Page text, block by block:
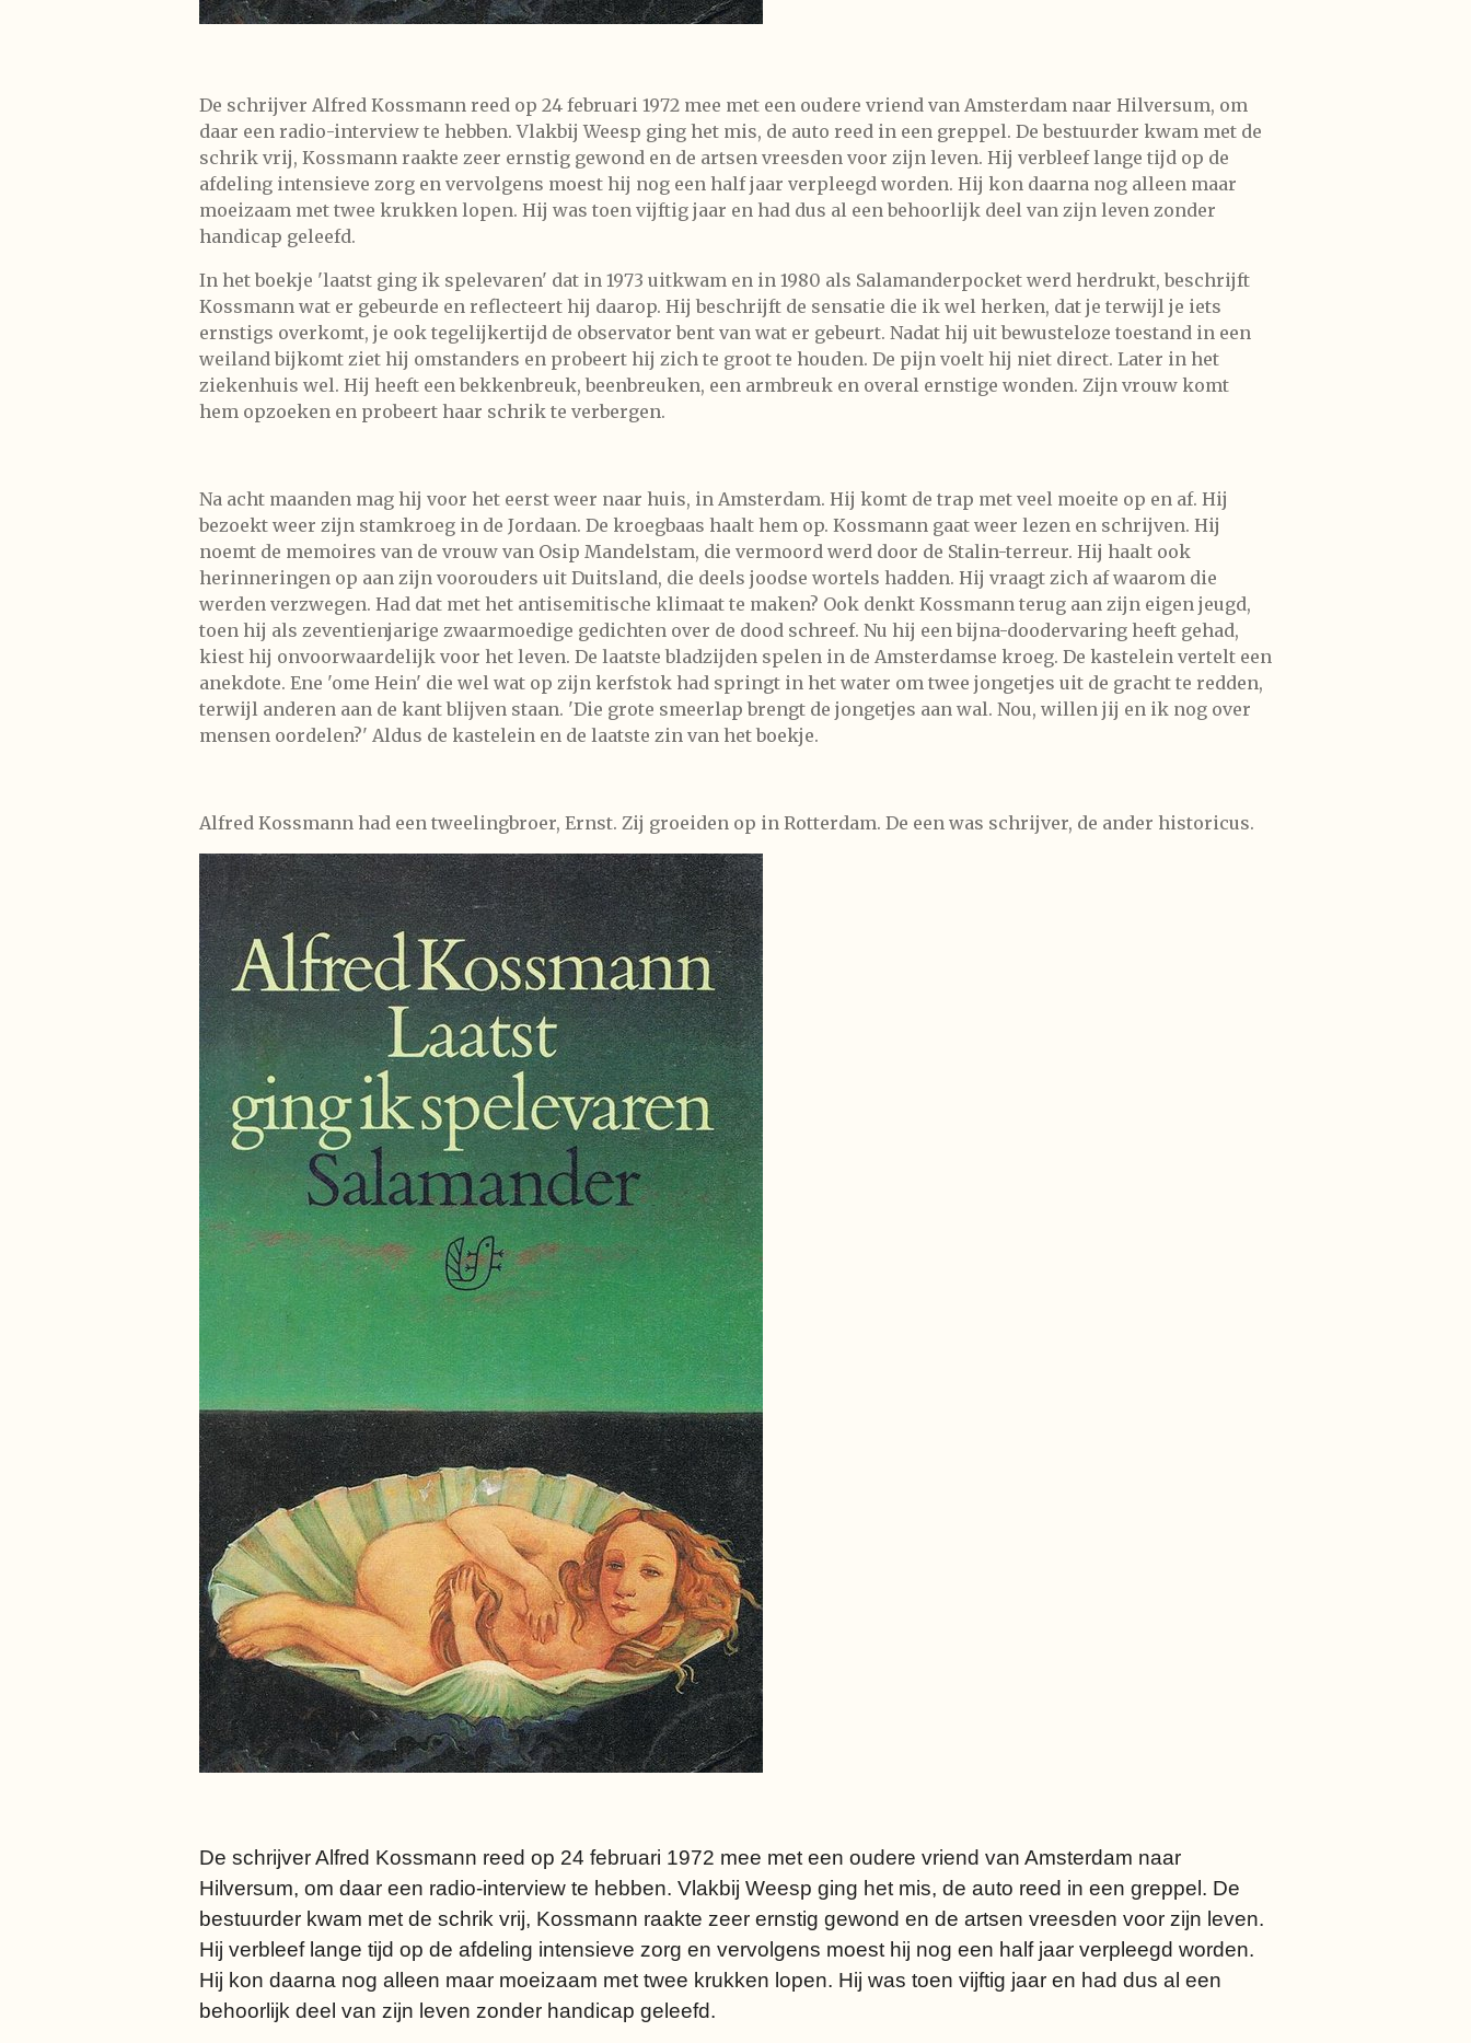
De schrijver Alfred Kossmann reed op 24 februari 1972 mee met een oudere vriend van Amsterdam naar Hilversum, om
daar een radio-interview te hebben. Vlakbij Weesp ging het mis, de auto reed in een greppel. De bestuurder kwam met de
schrik vrij, Kossmann raakte zeer ernstig gewond en de artsen vreesden voor zijn leven. Hij verbleef lange tijd op de
afdeling intensieve zorg en vervolgens moest hij nog een half jaar verpleegd worden. Hij kon daarna nog alleen maar
moeizaam met twee krukken lopen. Hij was toen vijftig jaar en had dus al een behoorlijk deel van zijn leven zonder
handicap geleefd.
In het boekje 'laatst ging ik spelevaren' dat in 1973 uitkwam en in 1980 als Salamanderpocket werd herdrukt, beschrijft
Kossmann wat er gebeurde en reflecteert hij daarop. Hij beschrijft de sensatie die ik wel herken, dat je terwijl je iets
ernstigs overkomt, je ook tegelijkertijd de observator bent van wat er gebeurt. Nadat hij uit bewusteloze toestand in een
weiland bijkomt ziet hij omstanders en probeert hij zich te groot te houden. De pijn voelt hij niet direct. Later in het
ziekenhuis wel. Hij heeft een bekkenbreuk, beenbreuken, een armbreuk en overal ernstige wonden. Zijn vrouw komt
hem opzoeken en probeert haar schrik te verbergen.
Na acht maanden mag hij voor het eerst weer naar huis, in Amsterdam. Hij komt de trap met veel moeite op en af. Hij
bezoekt weer zijn stamkroeg in de Jordaan. De kroegbaas haalt hem op. Kossmann gaat weer lezen en schrijven. Hij
noemt de memoires van de vrouw van Osip Mandelstam, die vermoord werd door de Stalin-terreur. Hij haalt ook
herinneringen op aan zijn voorouders uit Duitsland, die deels joodse wortels hadden. Hij vraagt zich af waarom die
werden verzwegen. Had dat met het antisemitische klimaat te maken? Ook denkt Kossmann terug aan zijn eigen jeugd,
toen hij als zeventienjarige zwaarmoedige gedichten over de dood schreef. Nu hij een bijna-doodervaring heeft gehad,
kiest hij onvoorwaardelijk voor het leven. De laatste bladzijden spelen in de Amsterdamse kroeg. De kastelein vertelt een
anekdote. Ene 'ome Hein' die wel wat op zijn kerfstok had springt in het water om twee jongetjes uit de gracht te redden,
terwijl anderen aan de kant blijven staan. 'Die grote smeerlap brengt de jongetjes aan wal. Nou, willen jij en ik nog over
mensen oordelen?' Aldus de kastelein en de laatste zin van het boekje.
Alfred Kossmann had een tweelingbroer, Ernst. Zij groeiden op in Rotterdam. De een was schrijver, de ander historicus.
De schrijver Alfred Kossmann reed op 24 februari 1972 mee met een oudere vriend van Amsterdam naar
Hilversum, om daar een radio-interview te hebben. Vlakbij Weesp ging het mis, de auto reed in een greppel. De
bestuurder kwam met de schrik vrij, Kossmann raakte zeer ernstig gewond en de artsen vreesden voor zijn leven.
Hij verbleef lange tijd op de afdeling intensieve zorg en vervolgens moest hij nog een half jaar verpleegd worden.
Hij kon daarna nog alleen maar moeizaam met twee krukken lopen. Hij was toen vijftig jaar en had dus al een
behoorlijk deel van zijn leven zonder handicap geleefd.